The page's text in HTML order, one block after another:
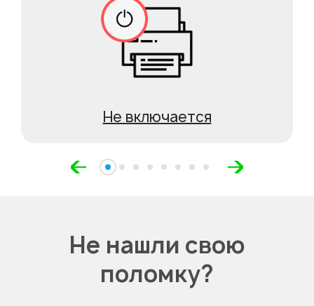
Не включается
Не нашли свою
поломку?